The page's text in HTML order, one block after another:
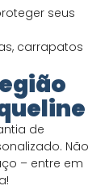
seus
carrapatos
de
Não
– entre em